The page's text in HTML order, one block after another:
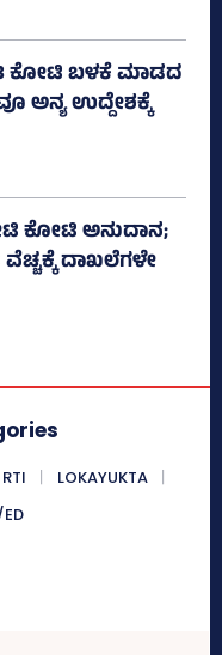
ಕೋಟಿ ಬಳಕೆ ಮಾಡದ
ಅನ್ಯ ಉದ್ದೇಶಕ್ಕೆ
ಕೋಟಿ ಅನುದಾನ;
ದಾಖಲೆಗಳೇ
RTI
LOKAYUKTA